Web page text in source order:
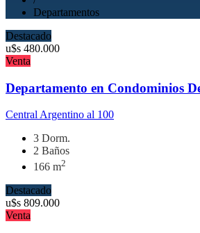
Departamentos
Destacado
u$s 480.000
Venta
Departamento en Condominios
Central Argentino al 100
3 Dorm.
2 Baños
166 m2
Destacado
u$s 809.000
Venta